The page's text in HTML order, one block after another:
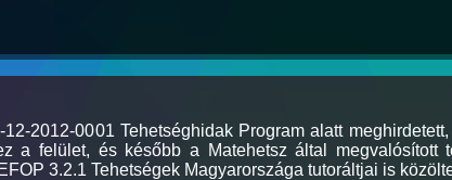
2012-0001 Tehetséghidak Program alatt
a felület, és később a Matehetsz által megvalósított
3.2.1 Tehetségek Magyarországa tutoráltjai is